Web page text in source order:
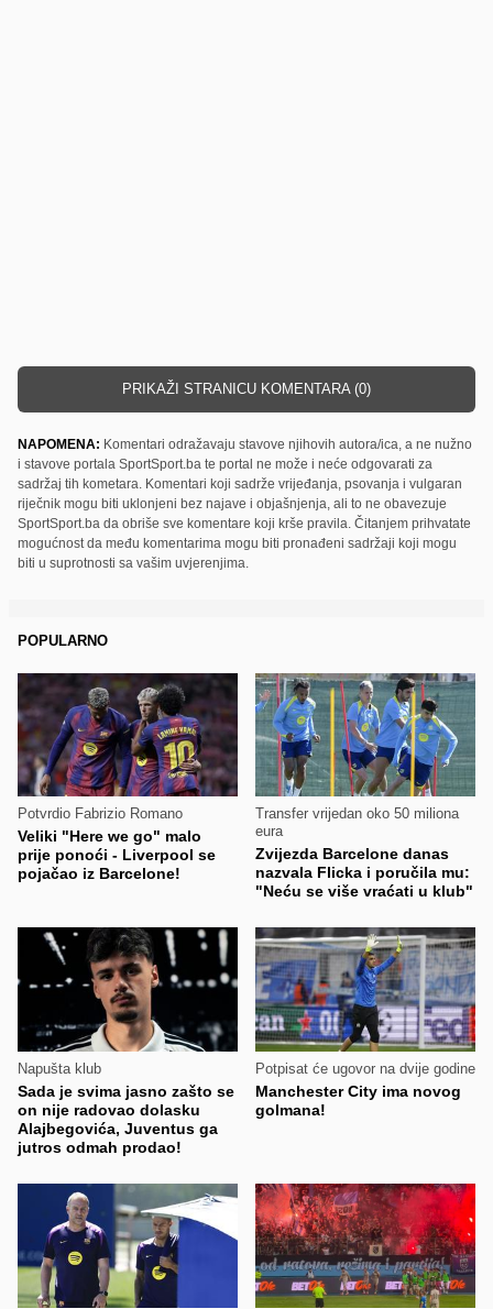
PRIKAŽI STRANICU KOMENTARA (0)
NAPOMENA: Komentari odražavaju stavove njihovih autora/ica, a ne nužno
i stavove portala SportSport.ba te portal ne može i neće odgovarati za
sadržaj tih kometara. Komentari koji sadrže vrijeđanja, psovanja i vulgaran
riječnik mogu biti uklonjeni bez najave i objašnjenja, ali to ne obavezuje
SportSport.ba da obriše sve komentare koji krše pravila. Čitanjem prihvatate
mogućnost da među komentarima mogu biti pronađeni sadržaji koji mogu
biti u suprotnosti sa vašim uvjerenjima.
POPULARNO
Potvrdio Fabrizio Romano
Veliki "Here we go" malo
prije ponoći - Liverpool se
pojačao iz Barcelone!
Transfer vrijedan oko 50 miliona
eura
Zvijezda Barcelone danas
nazvala Flicka i poručila mu:
"Neću se više vraćati u klub"
Napušta klub
Sada je svima jasno zašto se
on nije radovao dolasku
Alajbegovića, Juventus ga
jutros odmah prodao!
Potpisat će ugovor na dvije godine
Manchester City ima novog
golmana!